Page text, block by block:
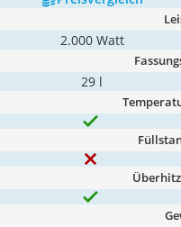
2.000 Watt
29 l